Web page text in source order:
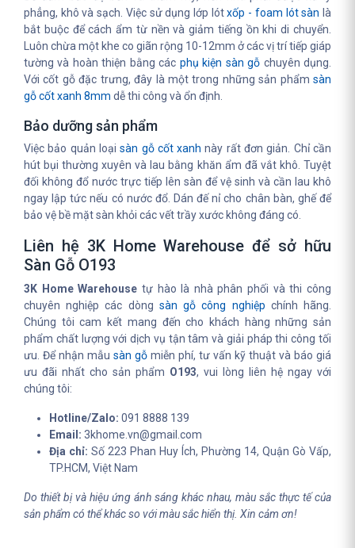
phẳng, khô và sạch. Việc sử dụng lớp lótxốp - foam lót sàn là
bắt buộc để cách ẩm từ nền và giảm tiếng ồn khi di chuyển.
Luôn chừa một khe co giãn rộng 10-12mm ở các vị trí tiếp giáp
tường và hoàn thiện bằng các phụ kiện sàn gỗ chuyên dụng.
Với cốt gỗ đặc trưng, đây là một trong những sản phẩm sàn
gỗ cốt xanh 8mm dễ thi công và ổn định.
Bảo dưỡng sản phẩm
Việc bảo quản loạisàn gỗ cốt xanh này rất đơn giản. Chỉ cần
hút bụi thường xuyên và lau bằng khăn ẩm đã vắt khô. Tuyệt
đối không đổ nước trực tiếp lên sàn để vệ sinh và cần lau khô
ngay lập tức nếu có nước đổ. Dán đế nỉ cho chân bàn, ghế để
bảo vệ bề mặt sàn khỏi các vết trầy xước không đáng có.
Liên hệ 3K Home Warehouse để sở hữu
Sàn Gỗ O193
3K Home Warehouse tự hào là nhà phân phối và thi công
chuyên nghiệp các dòng sàn gỗ công nghiệp chính hãng.
Chúng tôi cam kết mang đến cho khách hàng những sản
phẩm chất lượng với dịch vụ tận tâm và giải pháp thi công tối
ưu. Để nhận mẫu sàn gỗ miễn phí, tư vấn kỹ thuật và báo giá
ưu đãi nhất cho sản phẩm O193, vui lòng liên hệ ngay với
chúng tôi:
Hotline/Zalo: 091 8888 139
Email: 3khome.vn@gmail.com
Địa chỉ: Số 223 Phan Huy Ích, Phường 14, Quận Gò Vấp,
TP.HCM, Việt Nam
Do thiết bị và hiệu ứng ánh sáng khác nhau, màu sắc thực tế của
sản phẩm có thể khác so với màu sắc hiển thị. Xin cảm ơn!